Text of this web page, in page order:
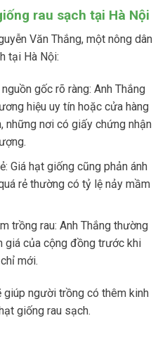
rau sạch tại Hà Nội
Văn Thắng, một nông dân
tại Hà Nội:
gốc rõ ràng: Anh Thắng
hiệu uy tín hoặc cửa hàng
những nơi có giấy chứng nhận
Giá hạt giống cũng phản ánh
rẻ thường có tỷ lệ nảy mầm
trồng rau: Anh Thắng thường
giá của cộng đồng trước khi
mới.
giúp người trồng có thêm kinh
giống rau sạch.